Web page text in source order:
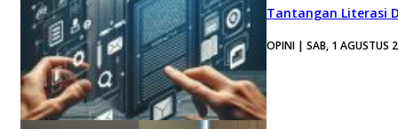
Tantangan Literasi
OPINI | SAB, 1 AGUSTUS